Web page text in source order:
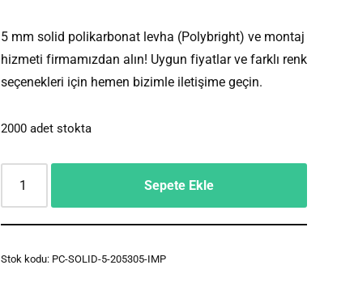
5 mm solid polikarbonat levha (Polybright) ve montaj
hizmeti firmamızdan alın! Uygun fiyatlar ve farklı renk
seçenekleri için hemen bizimle iletişime geçin.
2000 adet stokta
Sepete Ekle
Stok kodu: PC-SOLID-5-205305-IMP